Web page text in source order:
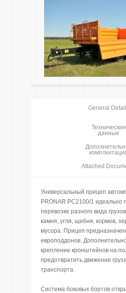
General
Технические
данные
Attached
Универсальный прицеп
PRONAR PC2100/1 идеально
перевозке разного вида
камня, угля, щебня, кормов,
мусора. Прицеп предназначен
европоддонов.
крепление кронштейнов на
предотвратить движение
транспорта.
Система боковых бортов